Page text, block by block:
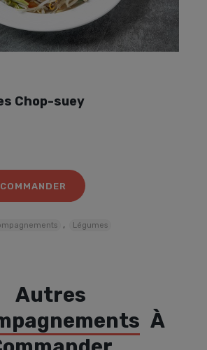
Chop-suey
COMMANDER
, Légumes
Autres
À